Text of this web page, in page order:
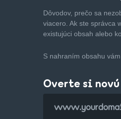
Dôvodov, prečo sa
viacero. Ak ste správca
existujúci obsah alebo
S nahraním obsahu
Overte si